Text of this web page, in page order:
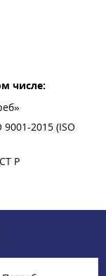
числе:
2015 (ISO
Р